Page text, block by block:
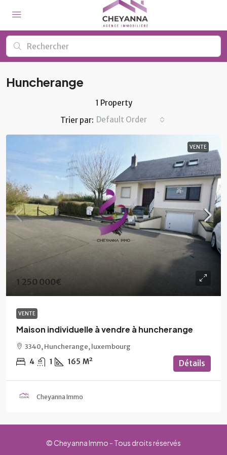
Huncherange
1 Property
Trier par: Default Order
VENTE
1 250 000€
VENTE
Maison individuelle à vendre à huncherange
3340, Huncherange, luxembourg
4 1 165 M² Détails
Cheyanna Immo
© Cheyanna Immo - Tous droits réservés